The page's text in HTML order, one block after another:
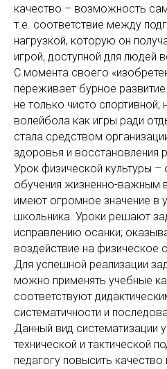
качество – возможность
т.е. соответствие между
нагрузкой, которую он
игрой, доступной для людей
С момента своего
переживает бурное
не только чисто спортивной,
волейбола как игры ради
стала средством
здоровья и восстановления
Урок физической культуры
обучения жизненно-важным
имеют огромное значение в
школьника. Уроки решают
исправлению осанки;
воздействие на физическое
Для успешной реализации
можно применять учебные
соответствуют
систематичности и
Данный вид систематизации
технической и тактической
педагогу повысить качество